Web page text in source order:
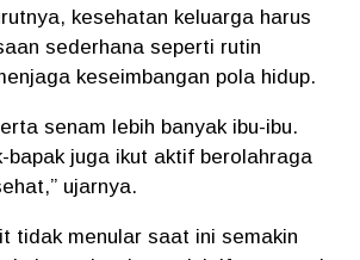
kesehatan keluarga harus
sederhana seperti rutin
keseimbangan pola hidup.
senam lebih banyak ibu-ibu.
bapak juga ikut aktif berolahraga
ujarnya.
tidak menular saat ini semakin